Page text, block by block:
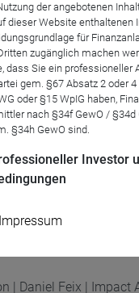
| Daniel Feix | Impact
der angebotenen
dieser Website enthaltenen
für
zugänglich machen
dass Sie ein professioneller
gem. §67 Absatz 2 oder 4
oder §15 WpIG haben,
nach §34f GewO / §34d
§34h GewO sind.
Investor
Impressum